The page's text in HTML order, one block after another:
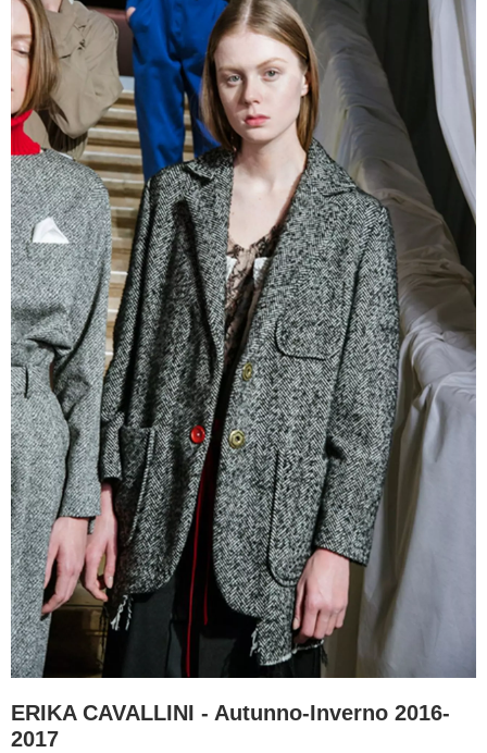
ERIKA CAVALLINI - Autunno-Inverno 2016-
2017